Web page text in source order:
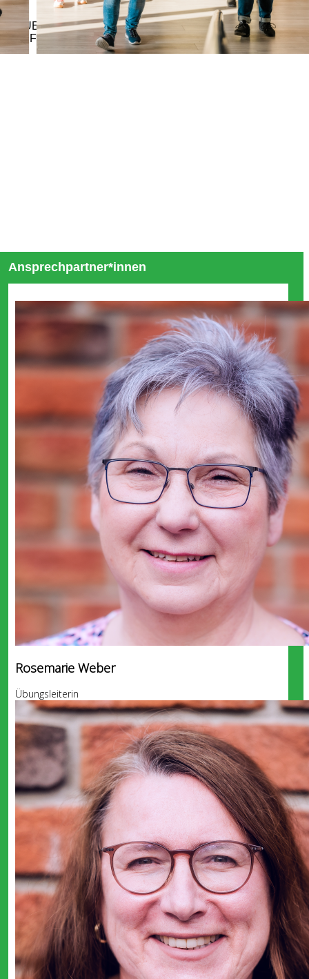
NEUER SPORTKURS (10 Termine)
LAUFENDER SPORTKURS (< 10 Termine)
Ansprechpartner*innen
Rosemarie Weber
Übungsleiterin